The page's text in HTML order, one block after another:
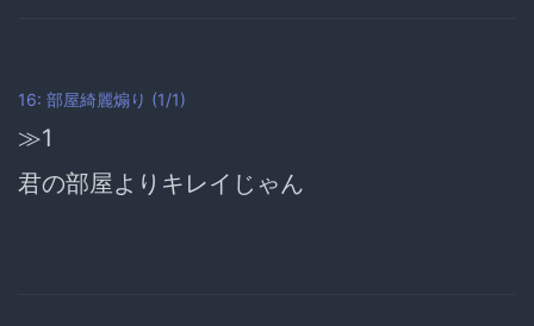
16: 部屋綺麗煽り (1/1)
≫1
君の部屋よりキレイじゃん